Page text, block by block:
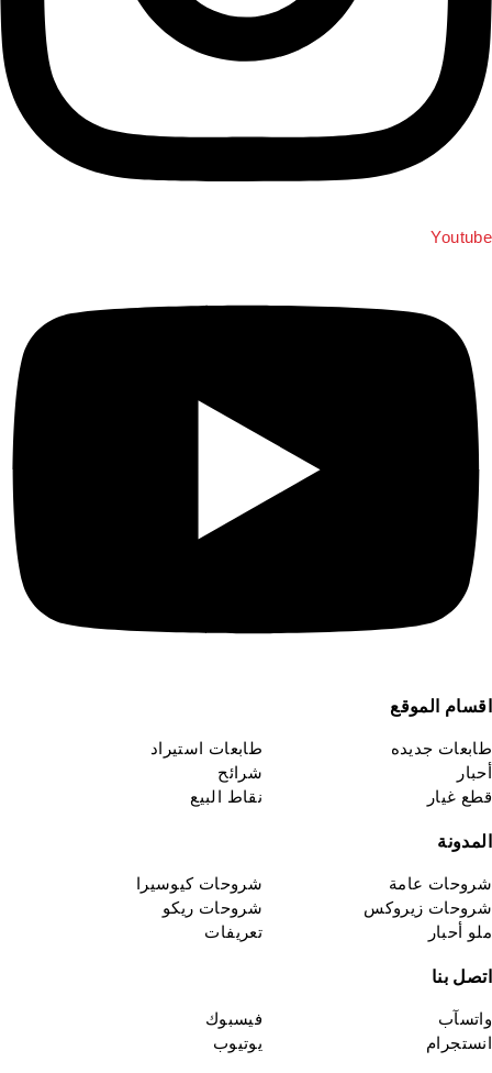
Youtube
اقسام الموقع
طابعات جديده
طابعات استيراد
أحبار
شرائح
قطع غيار
نقاط البيع
المدونة
شروحات عامة
شروحات كيوسيرا
شروحات زيروكس
شروحات ريكو
ملو أحبار
تعريفات
اتصل بنا
واتسآب
فيسبوك
انستجرام
يوتيوب